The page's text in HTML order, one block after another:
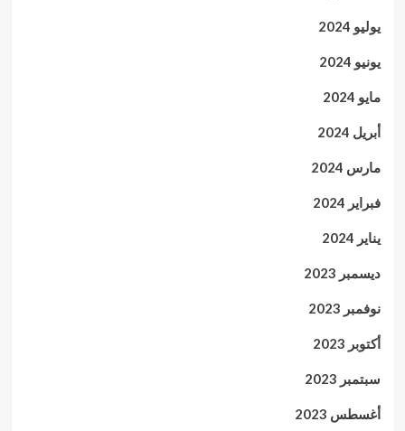
يوليو 2024
يونيو 2024
مايو 2024
أبريل 2024
مارس 2024
فبراير 2024
يناير 2024
ديسمبر 2023
نوفمبر 2023
أكتوبر 2023
سبتمبر 2023
أغسطس 2023